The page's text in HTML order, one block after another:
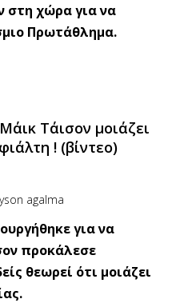
στη χώρα για να
Πρωτάθλημα.
Τάισον μοιάζει
! (βίντεο)
για να
προκάλεσε
θεωρεί ότι μοιάζει